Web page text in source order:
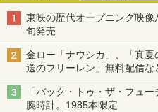
東映の歴代オープニング映
旬発売
金ロー「ナウシカ」、「真
送のフリーレン」無料配信
「バック・トゥ・ザ・フュ
腕時計。1985本限定